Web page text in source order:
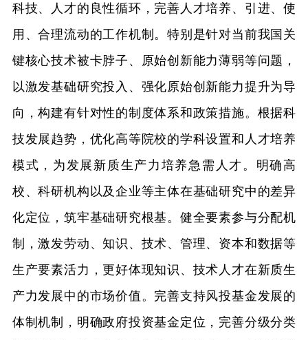
科技、人才的良性循环，完善人才培养、引进、使
用、合理流动的工作机制。特别是针对当前我国关
键核心技术被卡脖子、原始创新能力薄弱等问题，
以激发基础研究投入、强化原始创新能力提升为导
向，构建有针对性的制度体系和政策措施。根据科
技发展趋势，优化高等院校的学科设置和人才培养
模式，为发展新质生产力培养急需人才。明确高
校、科研机构以及企业等主体在基础研究中的差异
化定位，筑牢基础研究根基。健全要素参与分配机
制，激发劳动、知识、技术、管理、资本和数据等
生产要素活力，更好体现知识、技术人才在新质生
产力发展中的市场价值。完善支持风投基金发展的
体制机制，明确政府投资基金定位，完善分级分类